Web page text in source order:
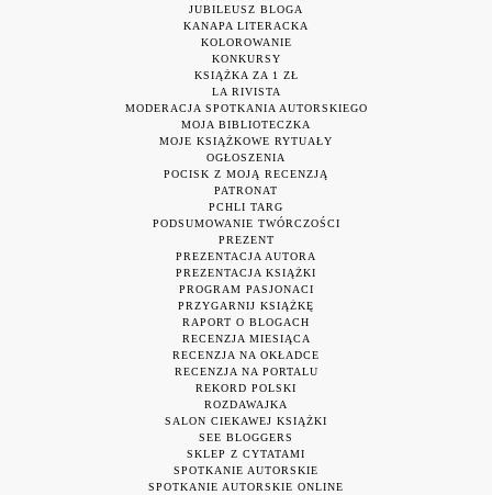
JUBILEUSZ BLOGA
KANAPA LITERACKA
KOLOROWANIE
KONKURSY
KSIĄŻKA ZA 1 ZŁ
LA RIVISTA
MODERACJA SPOTKANIA AUTORSKIEGO
MOJA BIBLIOTECZKA
MOJE KSIĄŻKOWE RYTUAŁY
OGŁOSZENIA
POCISK Z MOJĄ RECENZJĄ
PATRONAT
PCHLI TARG
PODSUMOWANIE TWÓRCZOŚCI
PREZENT
PREZENTACJA AUTORA
PREZENTACJA KSIĄŻKI
PROGRAM PASJONACI
PRZYGARNIJ KSIĄŻKĘ
RAPORT O BLOGACH
RECENZJA MIESIĄCA
RECENZJA NA OKŁADCE
RECENZJA NA PORTALU
REKORD POLSKI
ROZDAWAJKA
SALON CIEKAWEJ KSIĄŻKI
SEE BLOGGERS
SKLEP Z CYTATAMI
SPOTKANIE AUTORSKIE
SPOTKANIE AUTORSKIE ONLINE